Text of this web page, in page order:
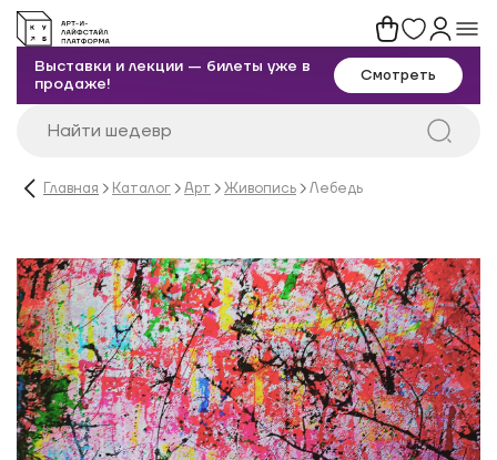
Выставки и лекции — билеты уже в
продаже!
Смотреть
Главная Каталог Арт Живопись Лебедь